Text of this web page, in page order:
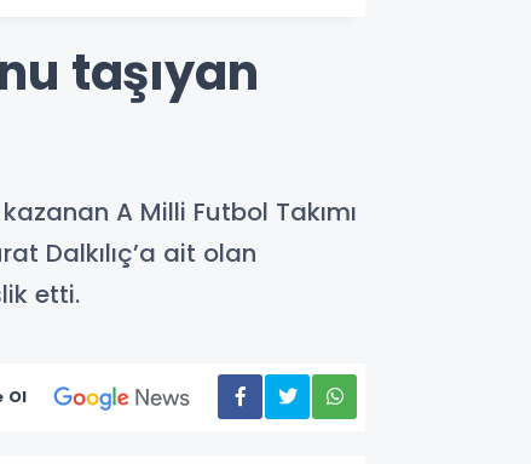
taşıyan
A Milli Futbol Takımı
Dalkılıç’a ait olan
etti.
Ol